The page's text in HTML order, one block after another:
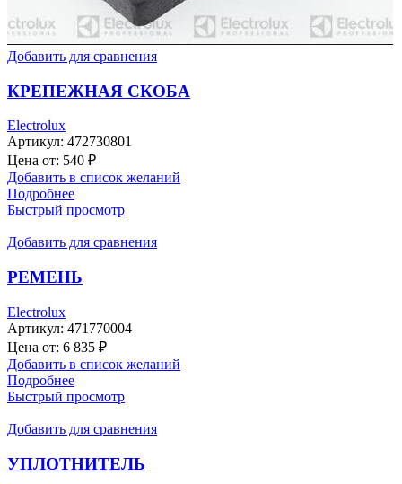
Добавить для сравнения
КРЕПЕЖНАЯ СКОБА
Electrolux
Артикул: 472730801
Цена от: 540 ₽
Добавить в список желаний
Подробнее
Быстрый просмотр
Добавить для сравнения
РЕМЕНЬ
Electrolux
Артикул: 471770004
Цена от: 6 835 ₽
Добавить в список желаний
Подробнее
Быстрый просмотр
Добавить для сравнения
УПЛОТНИТЕЛЬ